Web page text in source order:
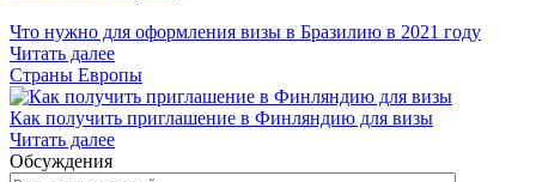
Что нужно для оформления визы в Бразилию в 2021 году
Читать далее
Страны Европы
Как получить приглашение в Финляндию для визы
Читать далее
Обсуждения